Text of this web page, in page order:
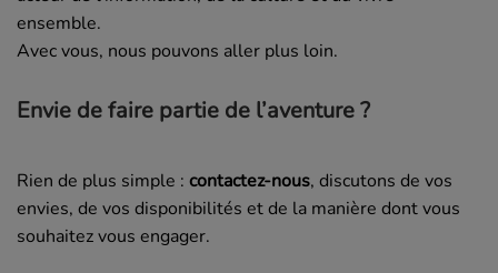
ensemble.
Avec vous, nous pouvons aller plus loin.
Envie de faire partie de l’aventure ?
Rien de plus simple : contactez-nous, discutons de vos
envies, de vos disponibilités et de la manière dont vous
souhaitez vous engager.